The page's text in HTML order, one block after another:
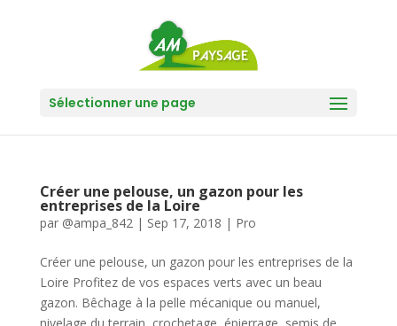
Sélectionner une page
Créer une pelouse, un gazon pour les
entreprises de la Loire
par @ampa_842| Sep 17, 2018 | Pro
Créer une pelouse, un gazon pour les entreprises de la
Loire Profitez de vos espaces verts avec un beau
gazon. Bêchage à la pelle mécanique ou manuel,